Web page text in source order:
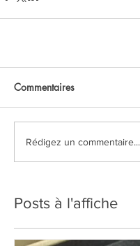
Commentaires
Rédigez un commentaire...
Posts à l'affiche